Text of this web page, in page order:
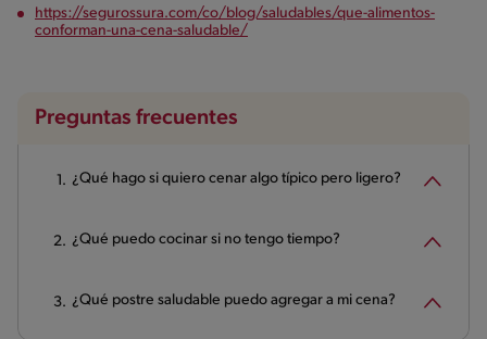
https://segurossura.com/co/blog/saludables/que-alimentos-
conforman-una-cena-saludable/
Preguntas frecuentes
¿Qué hago si quiero cenar algo típico pero ligero?
¿Qué puedo cocinar si no tengo tiempo?
¿Qué postre saludable puedo agregar a mi cena?